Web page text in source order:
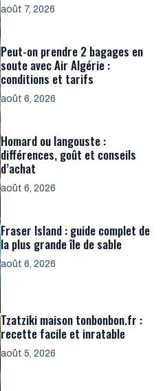
août 7, 2026
Peut-on prendre 2 bagages en
soute avec Air Algérie :
conditions et tarifs
août 6, 2026
Homard ou langouste :
différences, goût et conseils
d’achat
août 6, 2026
Fraser Island : guide complet de
la plus grande île de sable
août 6, 2026
Tzatziki maison tonbonbon.fr :
recette facile et inratable
août 5, 2026